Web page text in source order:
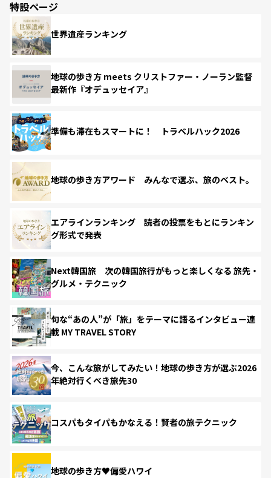
特設ページ
世界遺産ランキング
地球の歩き方 meets クリストファー・ノーラン監督
最新作『オデュッセイア』
準備も滞在もスマートに！ トラベルハック2026
地球の歩き方アワード みんなで選ぶ、旅のベスト。
エアラインランキング 読者の投票をもとにランキン
グ形式で発表
Next韓国旅 次の韓国旅行がもっと楽しくなる 旅先・
グルメ・テクニック
旬な“あの人”が「旅」をテーマに語るインタビュー連
載 MY TRAVEL STORY
今、こんな旅がしてみたい！地球の歩き方が選ぶ2026
年絶対行くべき旅先30
コスパもタイパもかなえる！賢者の旅テクニック
地球の歩き方♥偏愛ハワイ